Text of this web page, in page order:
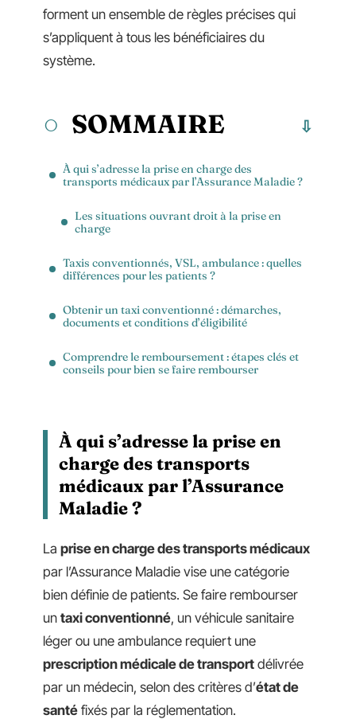
forment un ensemble de règles précises qui
s’appliquent à tous les bénéficiaires du
système.
SOMMAIRE
À qui s’adresse la prise en charge des
transports médicaux par l’Assurance Maladie ?
Les situations ouvrant droit à la prise en
charge
Taxis conventionnés, VSL, ambulance : quelles
différences pour les patients ?
Obtenir un taxi conventionné : démarches,
documents et conditions d’éligibilité
Comprendre le remboursement : étapes clés et
conseils pour bien se faire rembourser
À qui s’adresse la prise en
charge des transports
médicaux par l’Assurance
Maladie ?
La prise en charge des transports médicaux
par l’Assurance Maladie vise une catégorie
bien définie de patients. Se faire rembourser
un taxi conventionné, un véhicule sanitaire
léger ou une ambulance requiert une
prescription médicale de transport délivrée
par un médecin, selon des critères d’état de
santé fixés par la réglementation.